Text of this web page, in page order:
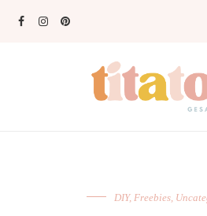
DIY, Freebies,